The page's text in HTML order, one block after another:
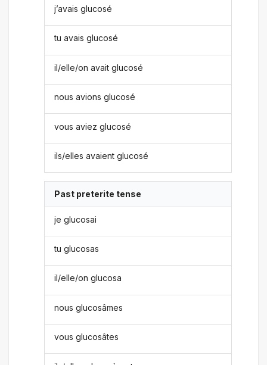
j’avais glucosé
tu avais glucosé
il/elle/on avait glucosé
nous avions glucosé
vous aviez glucosé
ils/elles avaient glucosé
Past preterite tense
je glucosai
tu glucosas
il/elle/on glucosa
nous glucosâmes
vous glucosâtes